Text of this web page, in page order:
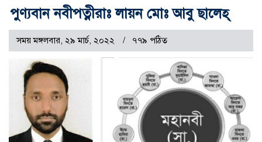
পুণ্যবান নবীপত্নীরাঃ লায়ন মোঃ আবু ছালেহ্
সময় মঙ্গলবার, ২৯ মার্চ, ২০২২ ৭৭৯ পঠিত